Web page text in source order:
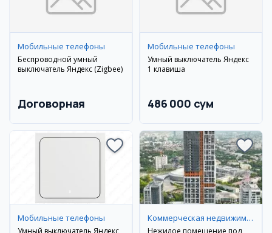
Мобильные телефоны
Беспроводной умный
выключатель Яндекс (Zigbee)
Договорная
Мобильные телефоны
Умный выключатель Яндекс
1 клавиша
486 000 сум
Мобильные телефоны
Умный выключатель Яндекс
Коммерческая недвижимость
Нежилое помещение под